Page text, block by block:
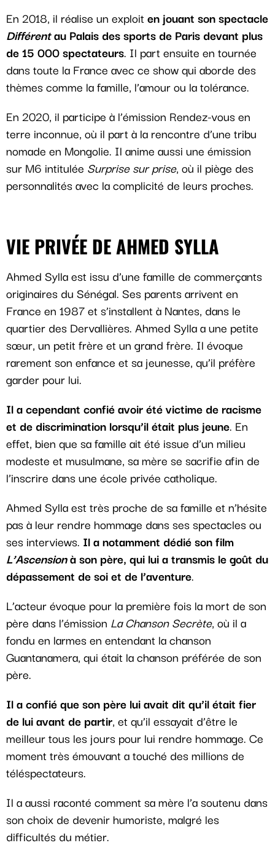
En 2018, il réalise un exploit en jouant son spectacle
Différentau Palais des sports de Paris devant plus
de 15 000 spectateurs. Il part ensuite en tournée
dans toute la France avec ce show qui aborde des
thèmes comme la famille, l’amour ou la tolérance.
En 2020, il participe à l’émission Rendez-vous en
terre inconnue, où il part à la rencontre d’une tribu
nomade en Mongolie. Il anime aussi une émission
sur M6 intitulée Surprise sur prise, où il piège des
personnalités avec la complicité de leurs proches.
VIE PRIVÉE DE AHMED SYLLA
Ahmed Sylla est issu d’une famille de commerçants
originaires du Sénégal. Ses parents arrivent en
France en 1987 et s’installent à Nantes, dans le
quartier des Dervallières. Ahmed Sylla a une petite
sœur, un petit frère et un grand frère. Il évoque
rarement son enfance et sa jeunesse, qu’il préfère
garder pour lui.
Il a cependant confié avoir été victime de racisme
et de discrimination lorsqu’il était plus jeune. En
effet, bien que sa famille ait été issue d’un milieu
modeste et musulmane, sa mère se sacrifie afin de
l’inscrire dans une école privée catholique.
Ahmed Sylla est très proche de sa famille et n’hésite
pas à leur rendre hommage dans ses spectacles ou
ses interviews. Il a notamment dédié son film
L’Ascensionà son père, qui lui a transmis le goût du
dépassement de soi et de l’aventure.
L’acteur évoque pour la première fois la mort de son
père dans l’émission La Chanson Secrète, où il a
fondu en larmes en entendant la chanson
Guantanamera, qui était la chanson préférée de son
père.
Il a confié que son père lui avait dit qu’il était fier
de lui avant de partir, et qu’il essayait d’être le
meilleur tous les jours pour lui rendre hommage. Ce
moment très émouvant a touché des millions de
téléspectateurs.
Il a aussi raconté comment sa mère l’a soutenu dans
son choix de devenir humoriste, malgré les
difficultés du métier.